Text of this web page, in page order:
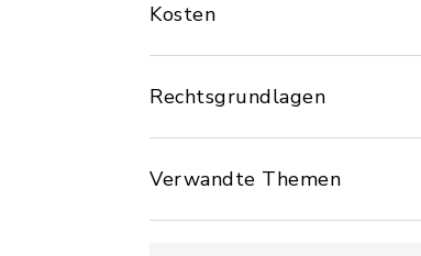
Kosten
Rechtsgrundlagen
Verwandte Themen